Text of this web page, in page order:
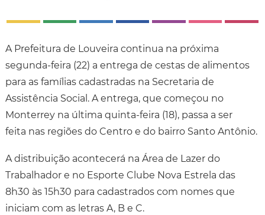
A Prefeitura de Louveira continua na próxima
segunda-feira (22) a entrega de cestas de alimentos
para as famílias cadastradas na Secretaria de
Assistência Social. A entrega, que começou no
Monterrey na última quinta-feira (18), passa a ser
feita nas regiões do Centro e do bairro Santo Antônio.
A distribuição acontecerá na Área de Lazer do
Trabalhador e no Esporte Clube Nova Estrela das
8h30 às 15h30 para cadastrados com nomes que
iniciam com as letras A, B e C.